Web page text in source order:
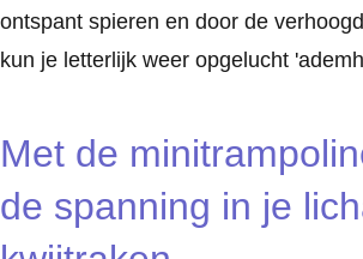
ontspant spieren en door de
kun je letterlijk weer opgelucht
Met de
de spanning in je